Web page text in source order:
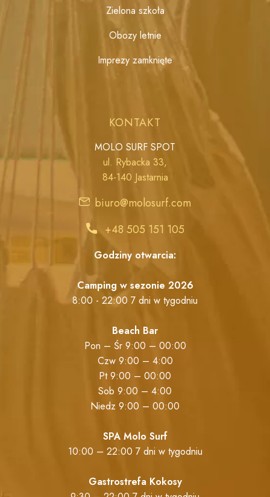
Zielona szkoła
Obozy letnie
Imprezy zamknięte
KONTAKT
MOLO SURF SPOT
ul. Rybacka 33,
84-140 Jastarnia
biuro@molosurf.com
+48 505 151 105
Godziny otwarcia:
Camping w sezonie 2026
8:00 - 22:00 7 dni w tygodniu
Beach Bar
Pon – Śr 9:00 – 00:00
Czw 9:00 – 4:00
Pt 9:00 – 00:00
Sob 9:00 – 4:00
Niedz 9:00 – 00:00
SPA Molo Surf
10:00 – 22:00 7 dni w tygodniu
Gastrostrefa Kokosy